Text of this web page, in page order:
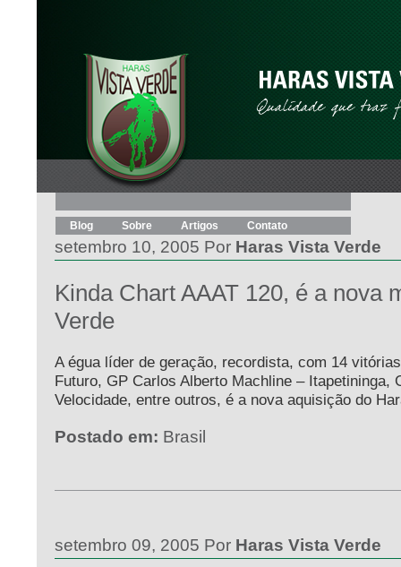
Blog Sobre Artigos Contato
setembro 10, 2005 Por Haras Vista Verde
Kinda Chart AAAT 120, é a nova
Verde
A égua líder de geração, recordista, com 14
Futuro, GP Carlos Alberto Machline – Itapetininga,
Velocidade, entre outros, é a nova aquisição do
Postado em: Brasil
setembro 09, 2005 Por Haras Vista Verde